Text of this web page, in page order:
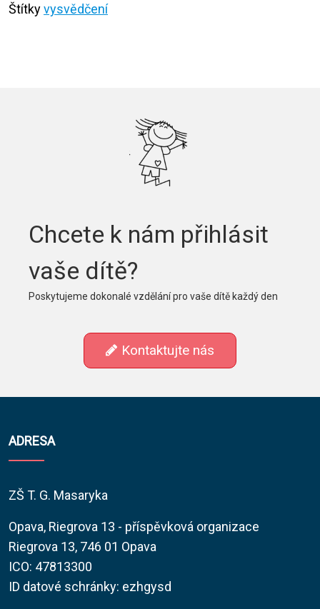
Štítkyvysvědčení
Chcete k nám přihlásit
vaše dítě?
Poskytujeme dokonalé vzdělání pro vaše dítě každý den
Kontaktujte nás
ADRESA
ZŠ T. G. Masaryka
Opava, Riegrova 13 - příspěvková organizace
Riegrova 13, 746 01 Opava
ICO: 47813300
ID datové schránky: ezhgysd